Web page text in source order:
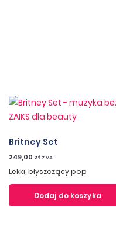
Britney Set
249,00 zł z VAT
Lekki, błyszczący pop
Dodaj do koszyka